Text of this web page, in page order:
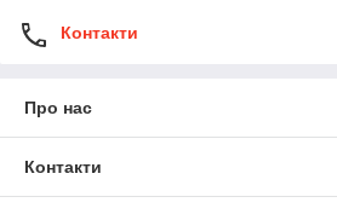
Контакти
Про нас
Контакти